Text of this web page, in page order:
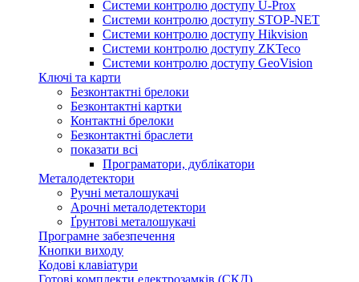
Системи контролю доступу U-Prox
Системи контролю доступу STOP-NET
Системи контролю доступу Hikvision
Системи контролю доступу ZKTeco
Системи контролю доступу GeoVision
Ключі та карти
Безконтактні брелоки
Безконтактні картки
Контактні брелоки
Безконтактні браслети
показати всі
Програматори, дублікатори
Металодетектори
Ручні металошукачі
Арочні металодетектори
Ґрунтові металошукачі
Програмне забезпечення
Кнопки виходу
Кодові клавіатури
Готові комплекти електрозамків (СКД)